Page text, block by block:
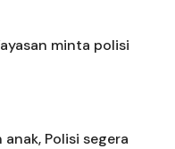
minta polisi
Polisi segera